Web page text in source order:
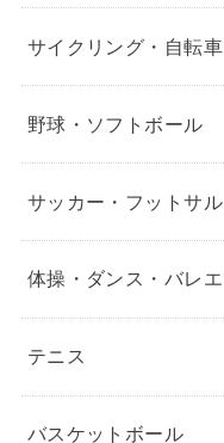
サイクリング・自転車
野球・ソフトボール
サッカー・フットサル
体操・ダンス・バレエ
テニス
バスケットボール